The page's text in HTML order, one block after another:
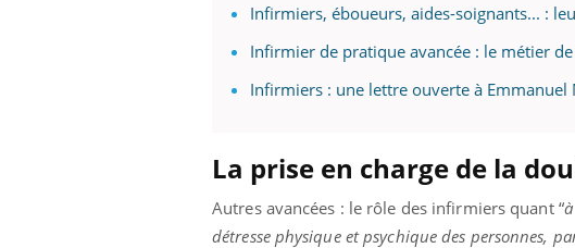
Infirmiers, éboueurs, aides-soignants... :
Infirmier de pratique avancée : le métier
Infirmiers : une lettre ouverte à Emmanuel
La prise en charge de la
Autres avancées : le rôle des infirmiers quant “
détresse physique et psychique des personnes,